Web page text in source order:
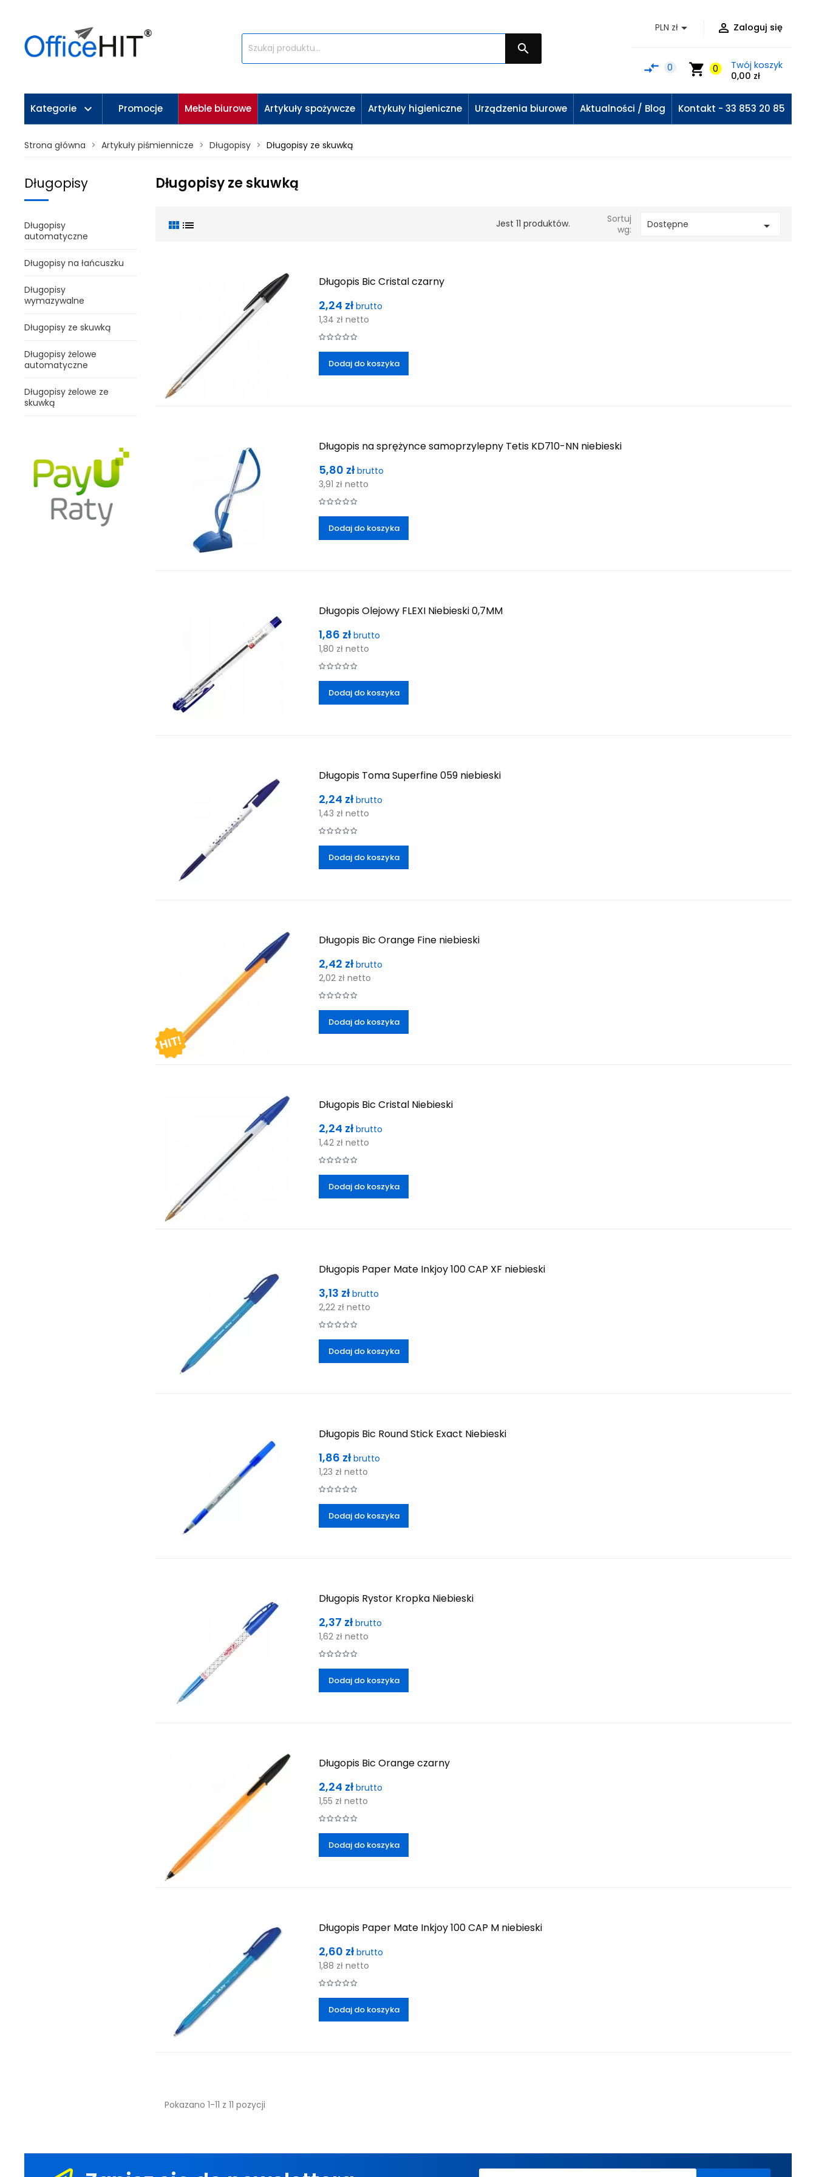

 Zaloguj się
PLN zł
shopping_cart 0
Twój koszyk
0,00 zł
compare_arrows 0
Kategorie keyboard_arrow_down Promocje Meble biurowe Artykuły spożywcze Artykuły higieniczne Urządzenia biurowe Aktualności / Blog Kontakt - 33 853 20 85
Strona główna Artykuły piśmiennicze Długopisy Długopisy ze skuwką
Długopisy
Długopisy
automatyczne
Długopisy na łańcuszku
Długopisy
wymazywalne
Długopisy ze skuwką
Długopisy żelowe
automatyczne
Długopisy żelowe ze
skuwką
Długopisy ze skuwką
view_module list Jest 11 produktów.
Sortuj
wg:
Dostępne 
Długopis Bic Cristal czarny
Cena
2,24 złbrutto
1,34 zł netto
Dodaj do koszyka
Długopis na sprężynce samoprzylepny Tetis KD710-NN niebieski
Cena
5,80 złbrutto
3,91 zł netto
Dodaj do koszyka
Długopis Olejowy FLEXI Niebieski 0,7MM
Cena
1,86 złbrutto
1,80 zł netto
Dodaj do koszyka
Długopis Toma Superfine 059 niebieski
Cena
2,24 złbrutto
1,43 zł netto
Dodaj do koszyka
Długopis Bic Orange Fine niebieski
Cena
2,42 złbrutto
2,02 zł netto
Dodaj do koszyka
Długopis Bic Cristal Niebieski
Cena
2,24 złbrutto
1,42 zł netto
Dodaj do koszyka
Długopis Paper Mate Inkjoy 100 CAP XF niebieski
Cena
3,13 złbrutto
2,22 zł netto
Dodaj do koszyka
Długopis Bic Round Stick Exact Niebieski
Cena
1,86 złbrutto
1,23 zł netto
Dodaj do koszyka
Długopis Rystor Kropka Niebieski
Cena
2,37 złbrutto
1,62 zł netto
Dodaj do koszyka
Długopis Bic Orange czarny
Cena
2,24 złbrutto
1,55 zł netto
Dodaj do koszyka
Długopis Paper Mate Inkjoy 100 CAP M niebieski
Cena
2,60 złbrutto
1,88 zł netto
Dodaj do koszyka
Pokazano 1-11 z 11 pozycji